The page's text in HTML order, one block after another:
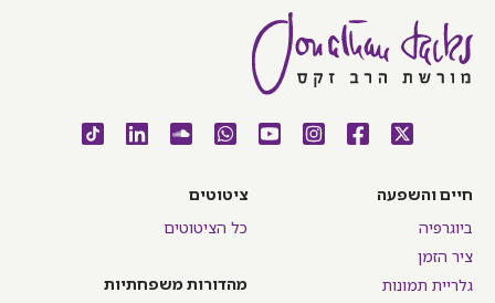
חיים והשפעה
ביוגרפיה
ציר הזמן
גלריית תמונות
ציטוטים
כל הציטוטים
מהדורות משפחתיות